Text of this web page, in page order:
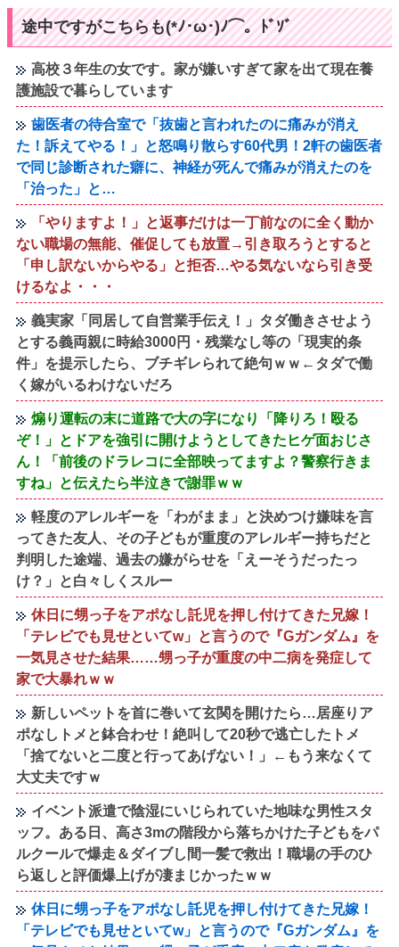
途中ですがこちらも(*ﾉ･ω･)ﾉ⌒。ﾄﾞｿﾞ
高校３年生の女です。家が嫌いすぎて家を出て現在養
護施設で暮らしています
歯医者の待合室で「抜歯と言われたのに痛みが消え
た！訴えてやる！」と怒鳴り散らす60代男！2軒の歯医者
で同じ診断された癖に、神経が死んで痛みが消えたのを
「治った」と…
「やりますよ！」と返事だけは一丁前なのに全く動か
ない職場の無能、催促しても放置→引き取ろうとすると
「申し訳ないからやる」と拒否…やる気ないなら引き受
けるなよ・・・
義実家「同居して自営業手伝え！」タダ働きさせよう
とする義両親に時給3000円・残業なし等の「現実的条
件」を提示したら、ブチギレられて絶句ｗｗ←タダで働
く嫁がいるわけないだろ
煽り運転の末に道路で大の字になり「降りろ！殴る
ぞ！」とドアを強引に開けようとしてきたヒゲ面おじさ
ん！「前後のドラレコに全部映ってますよ？警察行きま
すね」と伝えたら半泣きで謝罪ｗｗ
軽度のアレルギーを「わがまま」と決めつけ嫌味を言
ってきた友人、その子どもが重度のアレルギー持ちだと
判明した途端、過去の嫌がらせを「えーそうだったっ
け？」と白々しくスルー
休日に甥っ子をアポなし託児を押し付けてきた兄嫁！
「テレビでも見せといてw」と言うので『Gガンダム』を
一気見させた結果……甥っ子が重度の中二病を発症して
家で大暴れｗｗ
新しいペットを首に巻いて玄関を開けたら…居座りア
ポなしトメと鉢合わせ！絶叫して20秒で逃亡したトメ
「捨てないと二度と行ってあげない！」←もう来なくて
大丈夫ですｗ
イベント派遣で陰湿にいじられていた地味な男性スタ
ッフ。ある日、高さ3mの階段から落ちかけた子どもをパ
ルクールで爆走＆ダイブし間一髪で救出！職場の手のひ
ら返しと評価爆上げが凄まじかったｗｗ
休日に甥っ子をアポなし託児を押し付けてきた兄嫁！
「テレビでも見せといてw」と言うので『Gガンダム』を